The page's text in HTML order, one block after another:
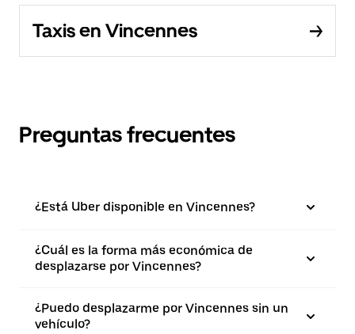
Taxis en Vincennes
Preguntas frecuentes
¿Está Uber disponible en Vincennes?
¿Cuál es la forma más económica de
desplazarse por Vincennes?
¿Puedo desplazarme por Vincennes sin un
vehículo?